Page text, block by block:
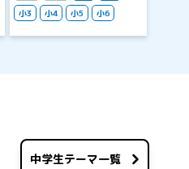
小3
小4 小5 小6
中学生テーマ一覧